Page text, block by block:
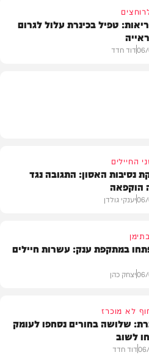
טפיל בכינרת עלול לגרום
דוד חדד
החיילים
נסיבות האסון: התגובה נגד
הוקפאה
יענקי גולדן
במתקפת ענק: עשרות חיילים
יצחק כהן
לא מוכרז
שלושה בחורים נסחפו לעומק
לשוב
דוד חדד